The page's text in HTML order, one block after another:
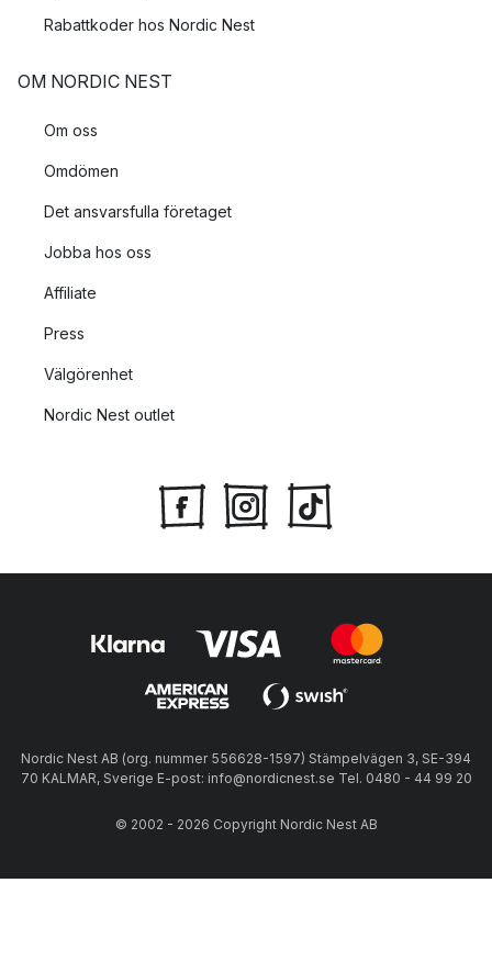
Rabattkoder hos Nordic Nest
OM NORDIC NEST
Om oss
Omdömen
Det ansvarsfulla företaget
Jobba hos oss
Affiliate
Press
Välgörenhet
Nordic Nest outlet
Nordic Nest AB (org. nummer 556628-1597) Stämpelvägen 3, SE-394
70 KALMAR, Sverige E-post: info@nordicnest.se Tel. 0480 - 44 99 20
© 2002 - 2026 Copyright Nordic Nest AB